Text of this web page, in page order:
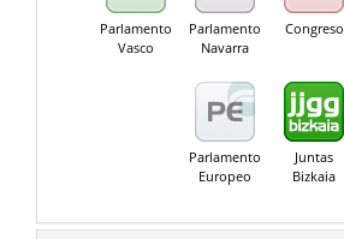
Parlamento
Vasco
Parlamento
Navarra
Congreso
Parlamento
Europeo
Juntas
Bizkaia